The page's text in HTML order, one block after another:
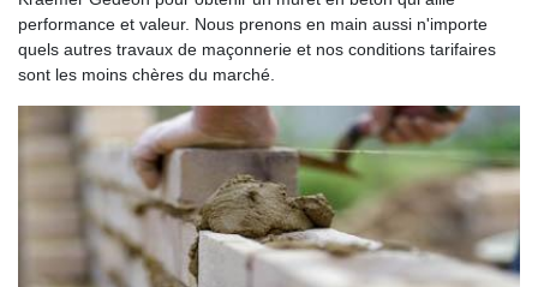
performance et valeur. Nous prenons en main aussi n'importe
quels autres travaux de maçonnerie et nos conditions tarifaires
sont les moins chères du marché.